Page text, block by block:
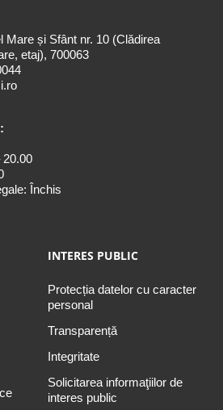
Mare și Sfânt nr. 10 (Clădirea
etaj), 700063
20.00
Închis
INTERES PUBLIC
Protecția datelor cu caracter
personal
Transparență
Integritate
Solicitarea informaţiilor de
interes public